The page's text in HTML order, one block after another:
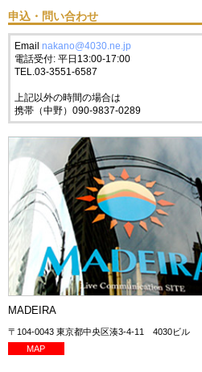
申込・問い合わせ
Email nakano@4030.ne.jp
電話受付: 平日13:00-17:00
TEL.03-3551-6587
上記以外の時間の場合は
携帯（中野）090-9837-0289
MADEIRA
〒104-0043 東京都中央区湊3-4-11 4030ビル
MAP